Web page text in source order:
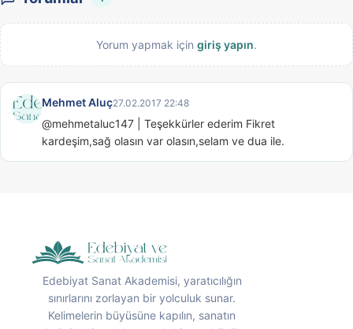
Yorum yapmak için giriş yapın.
Mehmet Aluç27.02.2017 22:48
@mehmetaluc147 | Teşekkürler ederim Fikret
kardeşim,sağ olasın var olasın,selam ve dua ile.
Edebiyat Sanat Akademisi, yaratıcılığın
sınırlarını zorlayan bir yolculuk sunar.
Kelimelerin büyüsüne kapılın, sanatın